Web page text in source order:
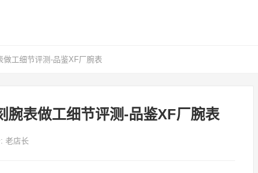
工细节评测-品鉴XF厂腕表
腕表做工细节评测-品鉴XF厂腕表
老店长